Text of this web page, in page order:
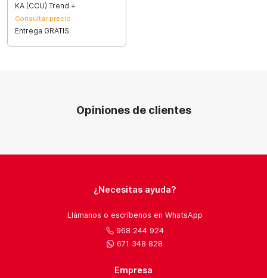
KA (CCU) Trend +
Consultar precio
Entrega GRATIS
Opiniones de clientes
¿Necesitas ayuda?
Llámanos o escríbenos en WhatsApp
968 244 924
671 348 828
Empresa